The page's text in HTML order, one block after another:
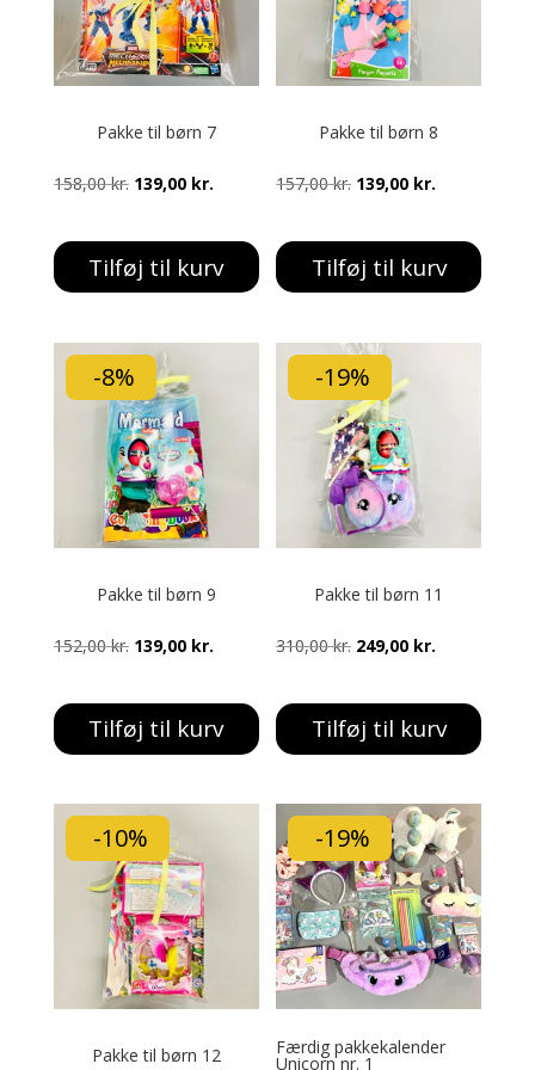
Pakke til børn 7
158,00kr. Den
pris
var:
139,00 kr.Den
pris
er:
Tilføj til kurv
Pakke til børn 8
157,00kr. Den
pris
var:
139,00 kr.
pris
er:
Tilføj til kurv
-8%
Pakke til børn 9
152,00kr. Den
pris
var:
139,00 kr.
pris
er:
Tilføj til kurv
-19%
Pakke til børn 11
310,00kr. Den
pris
var:
249,00 kr.
pris
er:
Tilføj til kurv
-10%
Pakke til børn 12
-19%
Færdig pakkekalender
Unicorn nr. 1